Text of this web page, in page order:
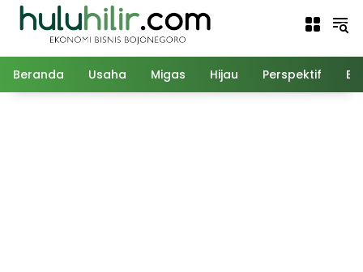
Langsung
Beranda Usaha Migas Hijau Perspektif